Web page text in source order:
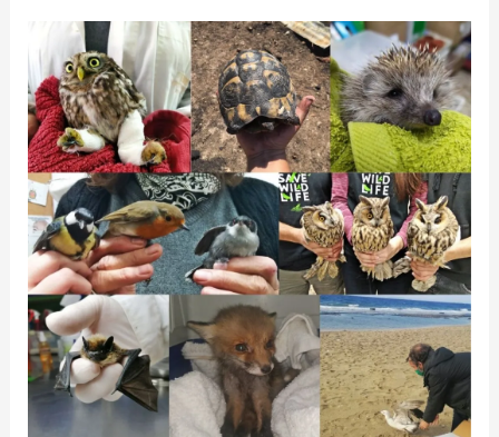
Giving
Back
Monthly
Αύγουστος
2021
–
ΑΝΙΜΑ